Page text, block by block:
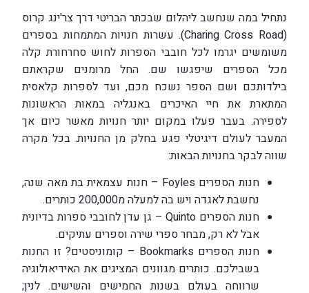
נתחיל במה שנחשב ליהלום שבכתר הבריטי דרך צר'ינג קרוס
(Charing Cross Road). עשרות חנויות המתמחות בספרים
משומשים יגרמו לכל חובבי הספרות לחוש סחרחורת קלה
מכל הספרים שיפגשו שם. החל מרומנים שקראתם
בילדותכם ושם הספר נשכח מכם, ועד לספרות קלאסית
המתארת את חיי האיכרים באנגליה במאות הראשונות
לספירה. בעבר פעלו במקום יותר חנויות מאשר כיום אך
המעבר לעולם דיגיטלי פגע בחלק מן החנויות. בכל מקרה
שווה לבקר בחנויות הבאות:
חנות הספרים Foyles – חנות עצמאית בת מאה שנה,
נחשבת לאגדה ויש בה למעלה מ200,000 כותרים.
חנות הספרים Quinto – גן עדן לחובבי ספרות בדיונית
אבל לא רק, מבחר ספרי שירה וספרים עתיקים.
חנות הספרים Bookmarks – קומוניסטים? זו החנות
בשבילכם. כותרים מגוונים המציגים את האידיאולוגיה
שרווחה בעולם בשנות החמישים והשישים. לנין;